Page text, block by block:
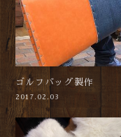
ゴルフバッグ製作
2017.02.03